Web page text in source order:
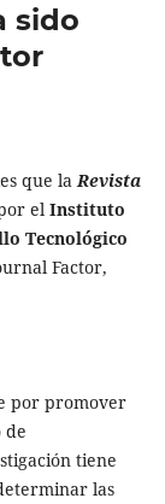
sido
que laRevista
el Instituto
Tecnológico
Factor,
por promover
de
tiene
las